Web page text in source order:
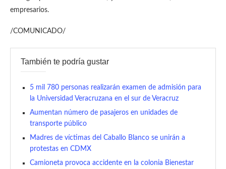
empresarios.
/COMUNICADO/
También te podría gustar
5 mil 780 personas realizarán examen de admisión para
la Universidad Veracruzana en el sur de Veracruz
Aumentan número de pasajeros en unidades de
transporte público
Madres de víctimas del Caballo Blanco se unirán a
protestas en CDMX
Camioneta provoca accidente en la colonia Bienestar